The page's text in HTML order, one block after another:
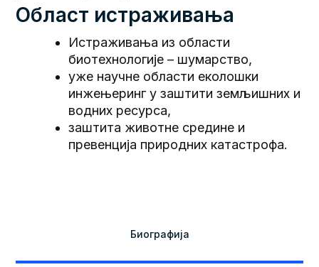
Област истраживања
Истраживања из области
биотехнологијe – шумарство,
уже научне области еколошки
инжењеринг у заштити земљишних и
водних ресурса,
заштита животне средине и
превенција природних катастрофа.
Биографија